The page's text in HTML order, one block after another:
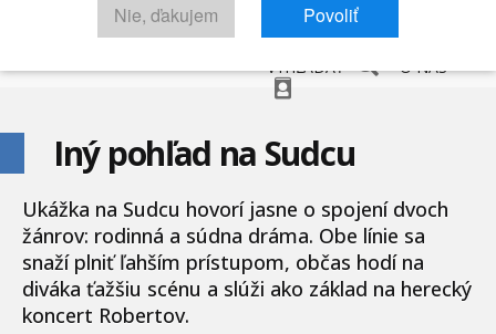
RECENZIE TRAILERY FILMOVÁ DATABÁZA
VYHĽADAŤ O NÁS
Iný pohľad na Sudcu
Ukážka na Sudcu hovorí jasne o spojení dvoch
žánrov: rodinná a súdna dráma. Obe línie sa
snaží plniť ľahším prístupom, občas hodí na
diváka ťažšiu scénu a slúži ako základ na herecký
koncert Robertov.
Nie, ďakujem Povoliť